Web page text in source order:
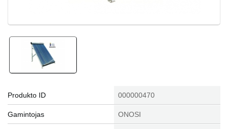
Produkto ID 000000470
Gamintojas ONOSI